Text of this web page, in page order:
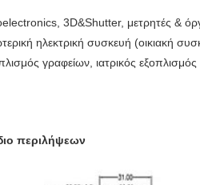
3D&Shutter, μετρητές &
ηλεκτρική συσκευή (οικιακή
γραφείων, ιατρικός
περιλήψεων